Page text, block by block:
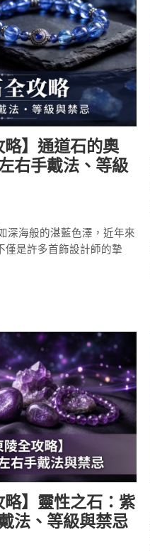
略】通道石的奧
右手戴法、等級
深海般的湛藍色澤，近年來
僅是許多首飾設計師的摯
略】靈性之石：紫
法、等級與禁忌